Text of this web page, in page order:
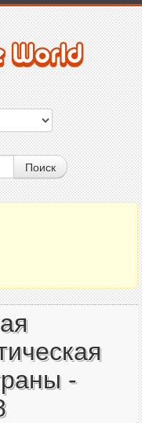
Поиск
-